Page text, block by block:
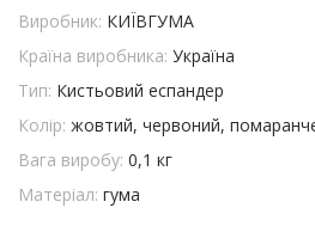
Виробник: КИЇВГУМА
Країна виробника: Україна
Тип: Кистьовий еспандер
Колір: жовтий, червоний,
Вага виробу: 0,1 кг
Матеріал: гума